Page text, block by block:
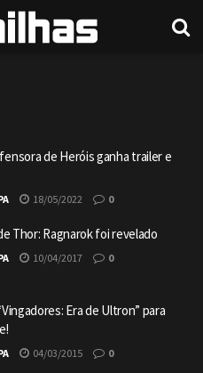
de Heróis ganha trailer e
18/05/2022 0
Thor: Ragnarok foi revelado
10/04/2017 0
Era de Ultron” para
04/03/2015 0